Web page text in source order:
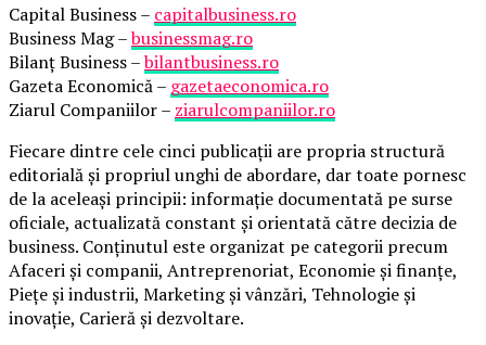
Capital Business – capitalbusiness.ro
Business Mag –businessmag.ro
Bilanț Business –bilantbusiness.ro
Gazeta Economică – gazetaeconomica.ro
Ziarul Companiilor – ziarulcompaniilor.ro
Fiecare dintre cele cinci publicații are propria structură
editorială și propriul unghi de abordare, dar toate pornesc
de la aceleași principii: informație documentată pe surse
oficiale, actualizată constant și orientată către decizia de
business. Conținutul este organizat pe categorii precum
Afaceri și companii, Antreprenoriat, Economie și finanțe,
Piețe și industrii, Marketing și vânzări, Tehnologie și
inovație, Carieră și dezvoltare.